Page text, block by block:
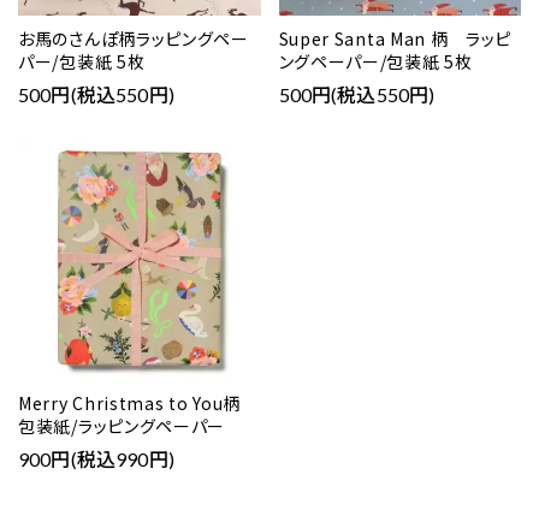
お馬のさんぽ柄ラッピングペー
パー/包装紙 5枚
500円(税込550円)
Super Santa Man 柄 ラッピ
ングペーパー/包装紙 5枚
500円(税込550円)
Merry Christmas to You柄
包装紙/ラッピングペーパー
900円(税込990円)